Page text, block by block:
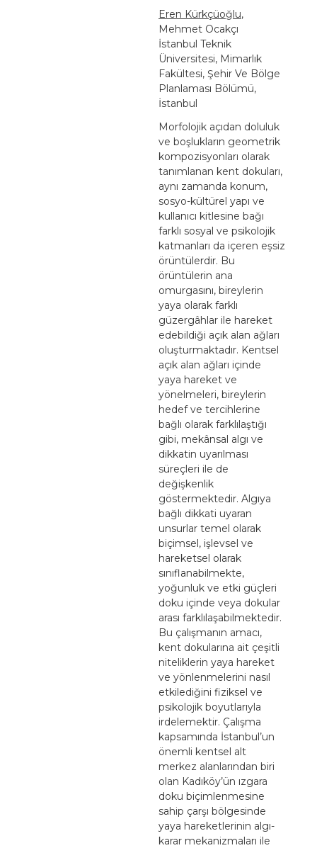
Eren Kürkçüoğlu,
Mehmet Ocakçı
İstanbul Teknik
Üniversitesi, Mimarlık
Fakültesi, Şehir Ve Bölge
Planlaması Bölümü,
İstanbul
Morfolojik açıdan doluluk
ve boşlukların geometrik
kompozisyonları olarak
tanımlanan kent dokuları,
aynı zamanda konum,
sosyo-kültürel yapı ve
kullanıcı kitlesine bağı
farklı sosyal ve psikolojik
katmanları da içeren eşsiz
örüntülerdir. Bu
örüntülerin ana
omurgasını, bireylerin
yaya olarak farklı
güzergâhlar ile hareket
edebildiği açık alan ağları
oluşturmaktadır. Kentsel
açık alan ağları içinde
yaya hareket ve
yönelmeleri, bireylerin
hedef ve tercihlerine
bağlı olarak farklılaştığı
gibi, mekânsal algı ve
dikkatin uyarılması
süreçleri ile de
değişkenlik
göstermektedir. Algıya
bağlı dikkati uyaran
unsurlar temel olarak
biçimsel, işlevsel ve
hareketsel olarak
sınıflanabilmekte,
yoğunluk ve etki güçleri
doku içinde veya dokular
arası farklılaşabilmektedir.
Bu çalışmanın amacı,
kent dokularına ait çeşitli
niteliklerin yaya hareket
ve yönlenmelerini nasıl
etkilediğini fiziksel ve
psikolojik boyutlarıyla
irdelemektir. Çalışma
kapsamında İstanbul’un
önemli kentsel alt
merkez alanlarından biri
olan Kadıköy’ün ızgara
doku biçimlenmesine
sahip çarşı bölgesinde
yaya hareketlerinin algı-
karar mekanizmaları ile